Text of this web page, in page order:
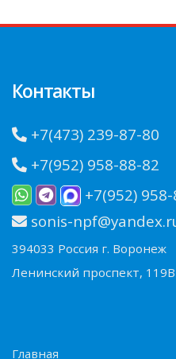
Контакты
+7(473) 239-87-80
+7(952) 958-88-82
+7(952)
sonis-
394033 Россия г. Воронеж
Ленинский проспект, 119В
Главная